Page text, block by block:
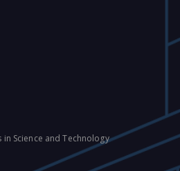
Science and Technology